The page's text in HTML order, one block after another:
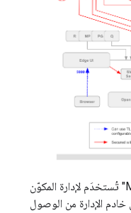
(يُرجى العِلم أنّ المنافذ التي تحمل الحرف "M" تُستخدَم لإدارة المكوّن
الإدارة من الوصول